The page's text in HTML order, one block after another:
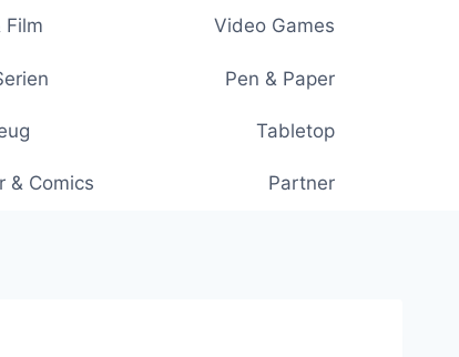
Film Video Games
Pen & Paper
Tabletop
& Comics Partner